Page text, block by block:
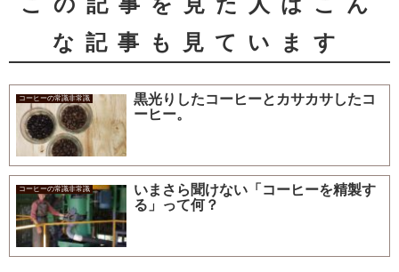
な記事も見ています
コーヒーの常識非常識
黒光りしたコーヒーとカサカサしたコ
ーヒー。
コーヒーの常識非常識
いまさら聞けない「コーヒーを精製す
る」って何？